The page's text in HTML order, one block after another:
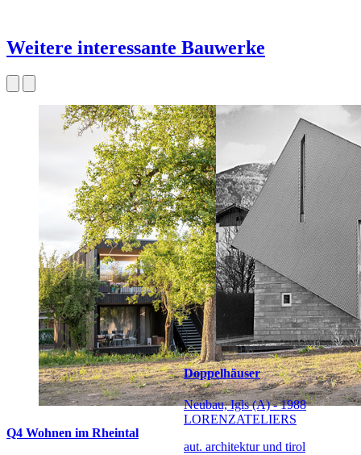
Weitere interessante Bauwerke
Q4 Wohnen im Rheintal
Doppelhäuser
Neubau, Igls (A) - 1988
LORENZATELIERS
aut. architektur und tirol